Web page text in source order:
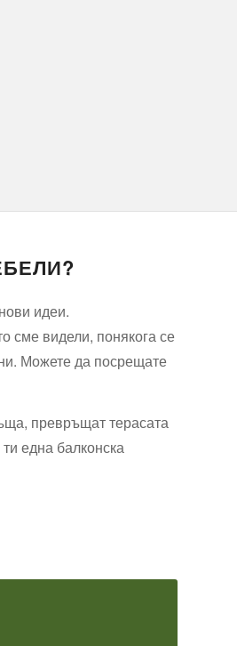
идеи.
сме видели, понякога се
Можете да посрещате
превръщат терасата
една балконска